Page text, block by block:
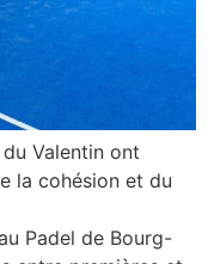
du Valentin ont
la cohésion et du
Padel de Bourg-